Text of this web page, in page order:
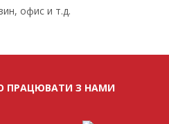
офис и т.д.
ПРАЦЮВАТИ З НАМИ